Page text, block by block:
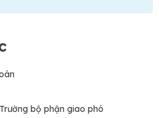
bộ phận giao phó